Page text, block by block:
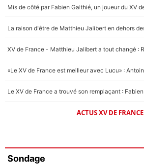
ACTUS XV DE FRANCE
Sondage